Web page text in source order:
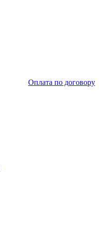
Оплата по договору